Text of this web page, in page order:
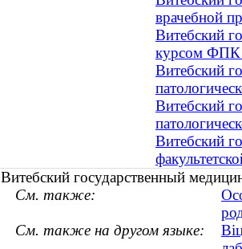
врачебной
Витебский
курсом
Витебский
Витебский
Витебский
Витебский государственный
См. также:
См. также на другом языке: